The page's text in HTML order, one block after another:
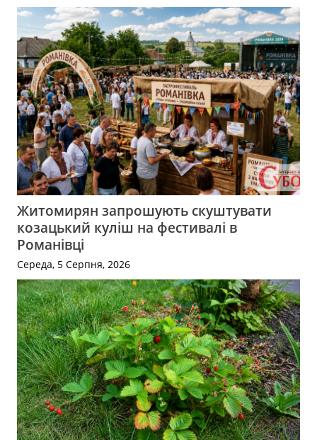
Житомирян запрошують скуштувати
козацький куліш на фестивалі в
Романівці
Середа, 5 Серпня, 2026